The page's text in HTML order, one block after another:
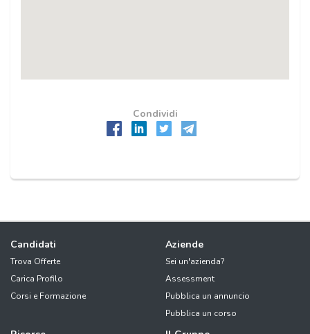
Condividi
Candidati
Trova Offerte
Carica Profilo
Corsi e Formazione
Aziende
Sei un'azienda?
Assessment
Pubblica un annuncio
Pubblica un corso